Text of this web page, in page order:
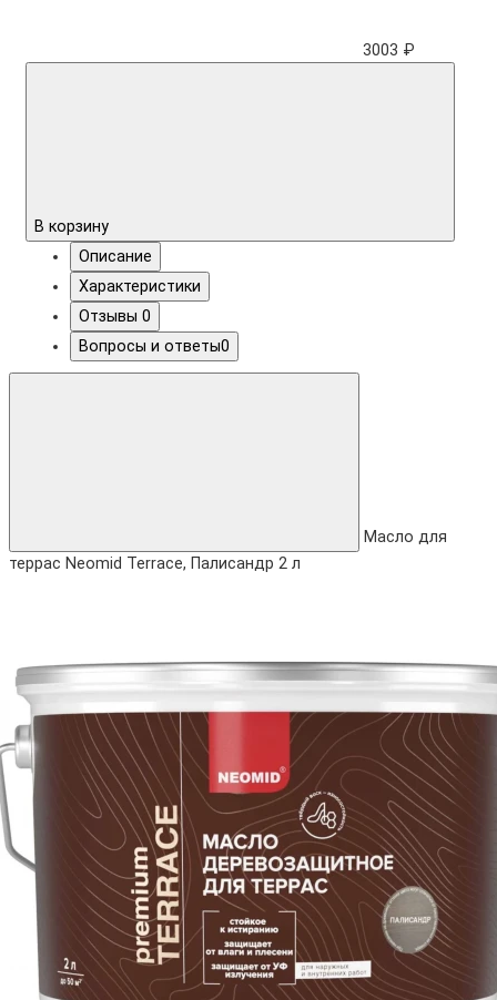
3003 ₽
В корзину
Описание
Характеристики
Отзывы 0
Вопросы и ответы0
Масло для
террас Neomid Terrace, Палисандр 2 л